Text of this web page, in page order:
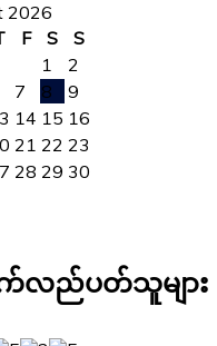
2026
F S
S
1
2
7 8
9
14 15 16
21 22 23
28 29 30
လည်ပတ်သူများ